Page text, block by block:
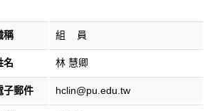
稱 組 員
名 林 慧卿
子郵件 hclin@pu.edu.tw